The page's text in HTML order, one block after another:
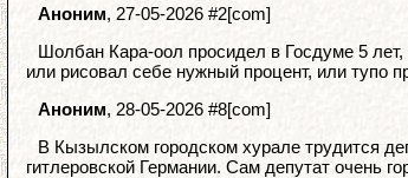
Аноним, 27-05-2026 #2[com]
Шолбан Кара-оол просидел в Госдуме 5
или рисовал себе нужный процент, или тупо
Аноним, 28-05-2026 #8[com]
В Кызылском городском хурале трудится
гитлеровской Германии. Сам депутат очень